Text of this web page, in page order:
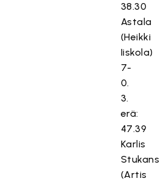
38.30
Astala
(Heikki
Iiskola)
7-
0.
3.
erä:
47.39
Karlis
Stukans
(Artis